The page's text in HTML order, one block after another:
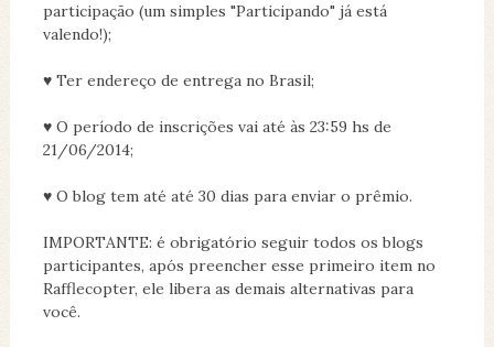
participação (um simples "Participando" já está
valendo!);
♥ Ter endereço de entrega no Brasil;
♥ O período de inscrições vai até às 23:59 hs de
21/06/2014;
♥ O blog tem até até 30 dias para enviar o prêmio.
IMPORTANTE: é obrigatório seguir todos os blogs
participantes, após preencher esse primeiro item no
Rafflecopter, ele libera as demais alternativas para
você.